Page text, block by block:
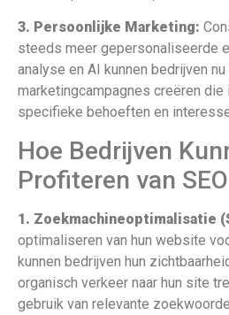
3. Persoonlijke Marketing:
steeds meer gepersonaliseerde
analyse en AI kunnen bedrijven
marketingcampagnes creëren die
specifieke behoeften en
Hoe Bedrijven
Profiteren van SEO
1. Zoekmachineoptimalisatie
optimaliseren van hun website
kunnen bedrijven hun
organisch verkeer naar hun site
gebruik van relevante